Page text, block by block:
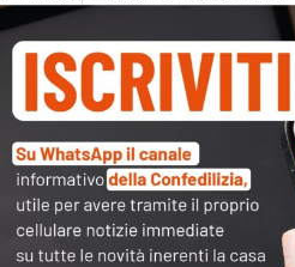
Per accedere a questi
necessario accettare i
ricarica la pagina, se dopo
visualizzi subito il
Articoli collegati